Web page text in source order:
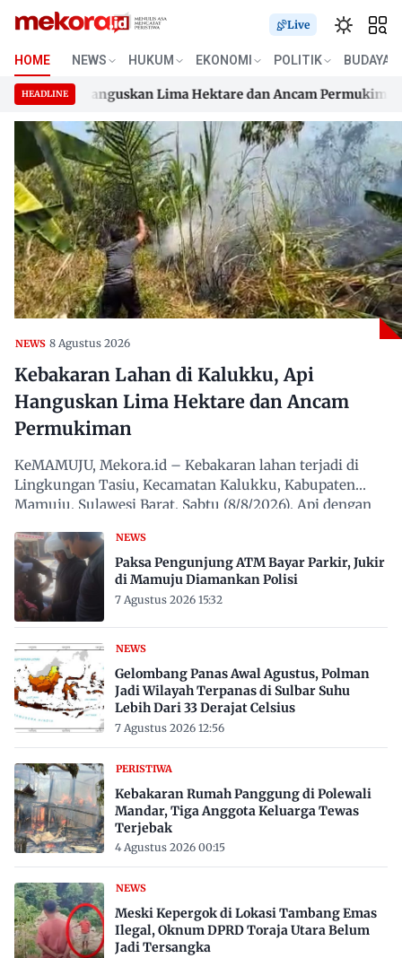
Skip
content
Live
HOME NEWS HUKUM EKONOMI POLITIK BUDAYA
HEADLINE
Api Hanguskan Lima Hektare dan Ancam Permukiman
Api Hanguskan Lima Hektare dan Ancam Permukiman
NEWS 8 Agustus 2026
Kebakaran Lahan di Kalukku, Api
Hanguskan Lima Hektare dan Ancam
Permukiman
KeMAMUJU, Mekora.id – Kebakaran lahan terjadi di
Lingkungan Tasiu, Kecamatan Kalukku, Kabupaten
Mamuju, Sulawesi Barat, Sabtu (8/8/2026). Api dengan
NEWS
Paksa Pengunjung ATM Bayar Parkir, Jukir
di Mamuju Diamankan Polisi
7 Agustus 2026 15:32
NEWS
Gelombang Panas Awal Agustus, Polman
Jadi Wilayah Terpanas di Sulbar Suhu
Lebih Dari 33 Derajat Celsius
7 Agustus 2026 12:56
PERISTIWA
Kebakaran Rumah Panggung di Polewali
Mandar, Tiga Anggota Keluarga Tewas
Terjebak
4 Agustus 2026 00:15
NEWS
Meski Kepergok di Lokasi Tambang Emas
Ilegal, Oknum DPRD Toraja Utara Belum
Jadi Tersangka